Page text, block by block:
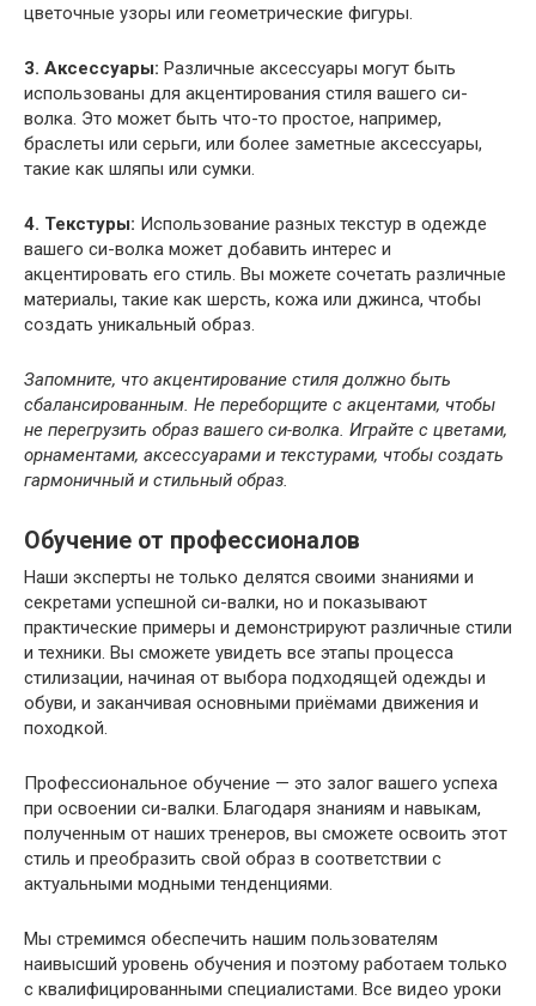
цветочные узоры или геометрические фигуры.
3. Аксессуары: Различные аксессуары могут быть
использованы для акцентирования стиля вашего си-
волка. Это может быть что-то простое, например,
браслеты или серьги, или более заметные аксессуары,
такие как шляпы или сумки.
4. Текстуры: Использование разных текстур в одежде
вашего си-волка может добавить интерес и
акцентировать его стиль. Вы можете сочетать различные
материалы, такие как шерсть, кожа или джинса, чтобы
создать уникальный образ.
Запомните, что акцентирование стиля должно быть
сбалансированным. Не переборщите с акцентами, чтобы
не перегрузить образ вашего си-волка. Играйте с цветами,
орнаментами, аксессуарами и текстурами, чтобы создать
гармоничный и стильный образ.
Обучение от профессионалов
Наши эксперты не только делятся своими знаниями и
секретами успешной си-валки, но и показывают
практические примеры и демонстрируют различные стили
и техники. Вы сможете увидеть все этапы процесса
стилизации, начиная от выбора подходящей одежды и
обуви, и заканчивая основными приёмами движения и
походкой.
Профессиональное обучение — это залог вашего успеха
при освоении си-валки. Благодаря знаниям и навыкам,
полученным от наших тренеров, вы сможете освоить этот
стиль и преобразить свой образ в соответствии с
актуальными модными тенденциями.
Мы стремимся обеспечить нашим пользователям
наивысший уровень обучения и поэтому работаем только
с квалифицированными специалистами. Все видео уроки